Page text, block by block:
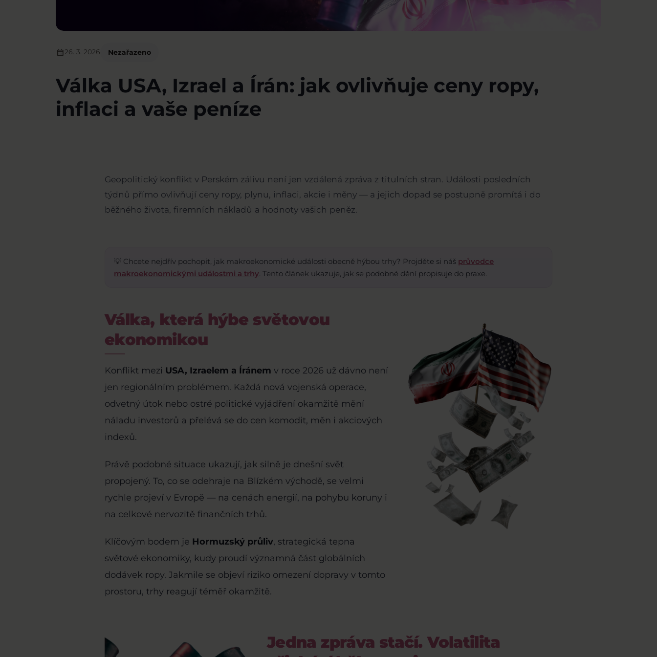
calendar_month26. 3. 2026 Nezařazeno
Válka USA, Izrael a Írán: jak ovlivňuje ceny ropy,
inflaci a vaše peníze
Geopolitický konflikt v Perském zálivu není jen vzdálená zpráva z titulních stran. Události posledních
týdnů přímo ovlivňují ceny ropy, plynu, inflaci, akcie i měny — a jejich dopad se postupně promítá i do
běžného života, firemních nákladů a hodnoty vašich peněz.
💡 Chcete nejdřív pochopit, jak makroekonomické události obecně hýbou trhy? Projděte si náš průvodce
makroekonomickými událostmi a trhy. Tento článek ukazuje, jak se podobné dění propisuje do praxe.
Válka, která hýbe světovou
ekonomikou
Konflikt mezi USA, Izraelem a Íránem v roce 2026 už dávno není
jen regionálním problémem. Každá nová vojenská operace,
odvetný útok nebo ostré politické vyjádření okamžitě mění
náladu investorů a přelévá se do cen komodit, měn i akciových
indexů.
Právě podobné situace ukazují, jak silně je dnešní svět
propojený. To, co se odehraje na Blízkém východě, se velmi
rychle projeví v Evropě — na cenách energií, na pohybu koruny i
na celkové nervozitě finančních trhů.
Klíčovým bodem je Hormuzský průliv, strategická tepna
světové ekonomiky, kudy proudí významná část globálních
dodávek ropy. Jakmile se objeví riziko omezení dopravy v tomto
prostoru, trhy reagují téměř okamžitě.
Jedna zpráva stačí. Volatilita